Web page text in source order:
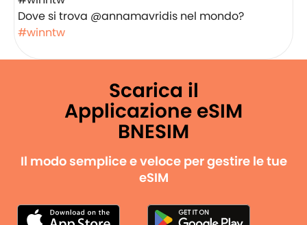
Dove si trova @annamavridis nel mondo?
#winntw
Scarica il
Applicazione eSIM
BNESIM
Il modo semplice e veloce per gestire le tue
eSIM